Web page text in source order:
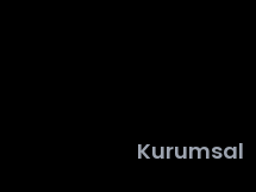
Kurumsal